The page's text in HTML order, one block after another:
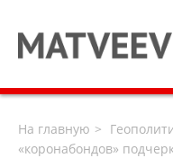
На главную
«коронабондов»